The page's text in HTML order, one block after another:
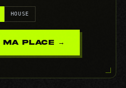
HOUSE
MA PLACE →